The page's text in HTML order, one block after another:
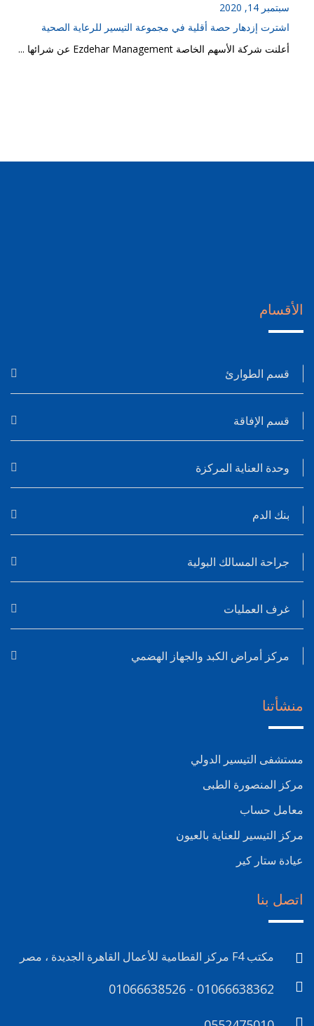
سبتمبر 14, 2020
اشترت إزدهار حصة أقلية في مجموعة التيسير للرعاية الصحية
أعلنت شركة الأسهم الخاصة Ezdehar Management عن شرائها ...
الأقسام
قسم الطوارئ
قسم الإفاقة
وحدة العناية المركزة
بنك الدم
جراحة المسالك البولية
غرف العمليات
مركز أمراض الكبد والجهاز الهضمي
منشأتنا
مستشفى التيسير الدولي
مركز المنصورة الطبى
معامل حساب
مركز التيسير للعناية بالعيون
عيادة ستار كير
اتصل بنا
مكتب F4 مركز القطامية للأعمال القاهرة الجديدة ، مصر
01066638526 - 01066638362